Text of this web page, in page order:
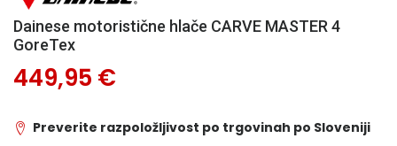
Dainese motoristične hlače CARVE MASTER 4
GoreTex
449,95 €
Preverite razpoložljivost po trgovinah po Sloveniji